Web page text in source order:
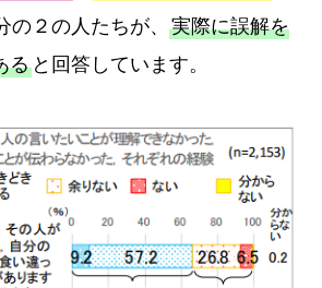
の２の人たちが、 実際に誤解を
ると回答しています。